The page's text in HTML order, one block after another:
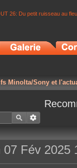
26: Du petit ruisseau au
Minolta/Sony et
07 Fév 2025